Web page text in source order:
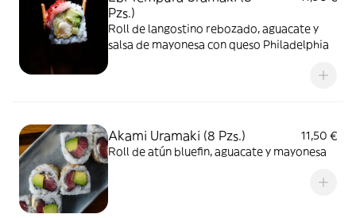
Pzs.)
Roll de langostino rebozado, aguacate y
salsa de mayonesa con queso Philadelphia
Akami Uramaki (8 Pzs.)
11,50 €
Roll de atún bluefin, aguacate y mayonesa